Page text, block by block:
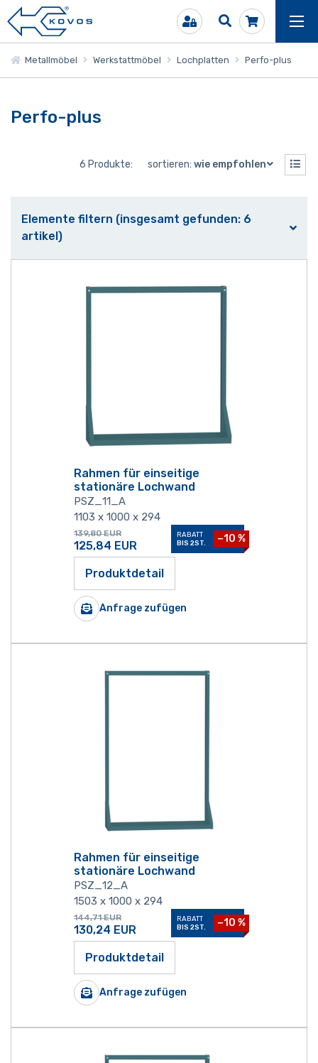
Metallmöbel Werkstattmöbel Lochplatten Perfo-plus
Perfo-plus
6 Produkte: sortieren: wie empfohlen
Elemente filtern (insgesamt gefunden: 6
artikel)
Rahmen für einseitige
stationäre Lochwand
PSZ_11_A
1103 x 1000 x 294
139,80 EUR
125,84 EUR
RABATT
BIS 2ST.
−10 %
Produktdetail
Anfrage zufügen
Rahmen für einseitige
stationäre Lochwand
PSZ_12_A
1503 x 1000 x 294
144,71 EUR
130,24 EUR
RABATT
BIS 2ST.
−10 %
Produktdetail
Anfrage zufügen